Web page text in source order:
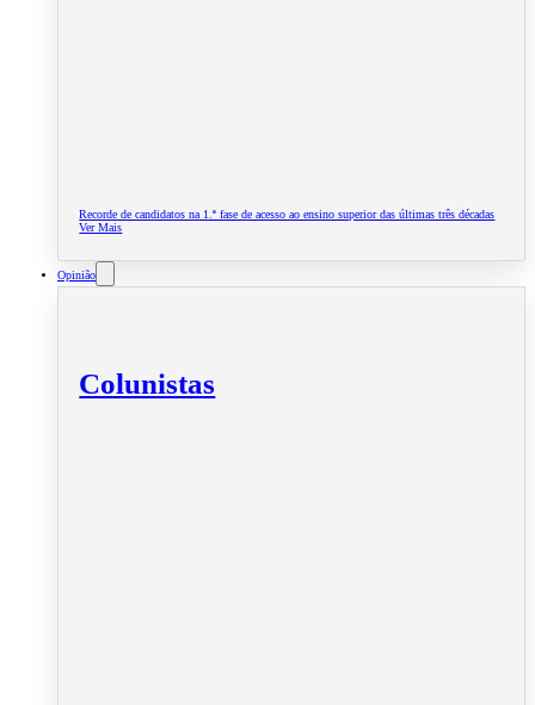
Recorde de candidatos na 1.ª fase de acesso ao ensino superior das últimas três décadas
Ver Mais
Opinião
Colunistas